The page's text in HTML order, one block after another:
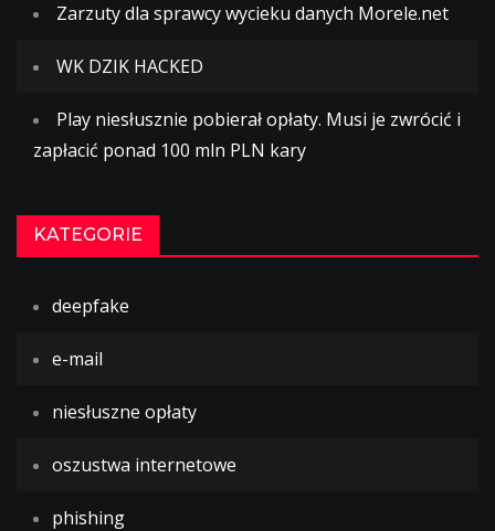
Zarzuty dla sprawcy wycieku danych Morele.net
WK DZIK HACKED
Play niesłusznie pobierał opłaty. Musi je zwrócić i
zapłacić ponad 100 mln PLN kary
KATEGORIE
deepfake
e-mail
niesłuszne opłaty
oszustwa internetowe
phishing